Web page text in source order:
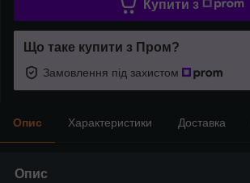
Купити з
Що таке купити з Пром?
Замовлення під захистом
Опис Характеристики Доставка
Опис